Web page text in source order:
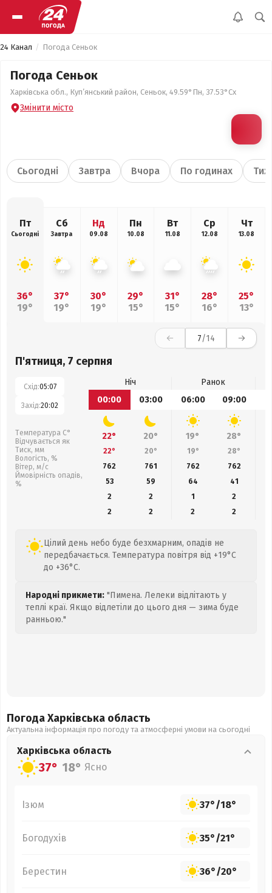
24 Канал Погода Сеньок
Погода Сеньок
Харківська обл., Куп’янський район, Сеньок, 49.59°Пн, 37.53°Сх
Змінити місто
Сьогодні Завтра Вчора По годинах
Пт
Сьогодні
36°
19°
Сб
Завтра
37°
19°
Нд
09.08
30°
19°
Пн
10.08
29°
15°
Вт
11.08
31°
15°
Ср
12.08
28°
16°
Чт
13.08
25°
13°
7/14
П'ятниця, 7 серпня
Схід:05:07
Захід:20:02
Температура С°
Відчувається як
Тиск, мм
Вологість, %
Вітер, м/с
Ймовірність опадів,
%
Ніч
Ранок
00:00
03:00 06:00 09:00
22° 20° 19° 28°
22° 20° 19° 28°
762
761 762 762
53
59 64 41
2
2 1
2
2
2 2 2
Цілий день небо буде безхмарним, опадів не
передбачається. Температура повітря від +19°C
до +36°C.
Народні прикмети: "Пимена. Лелеки відлітають у
теплі краї. Якщо відлетіли до цього дня — зима буде
ранньою."
Погода Харківська область
Актуальна інформація про погоду та атмосферні умови на сьогодні
Харківська область
37° 18° Ясно
Ізюм 37°/18°
Богодухів 35°/21°
Берестин 36°/20°